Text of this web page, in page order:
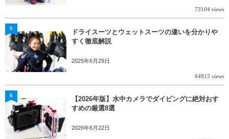
73104 views
ドライスーツとウェットスーツの違いを分かりや
すく徹底解説
2025年6月29日
64815 views
5
【2026年版】水中カメラでダイビングに絶対おす
すめの厳選8選
2026年6月22日
6